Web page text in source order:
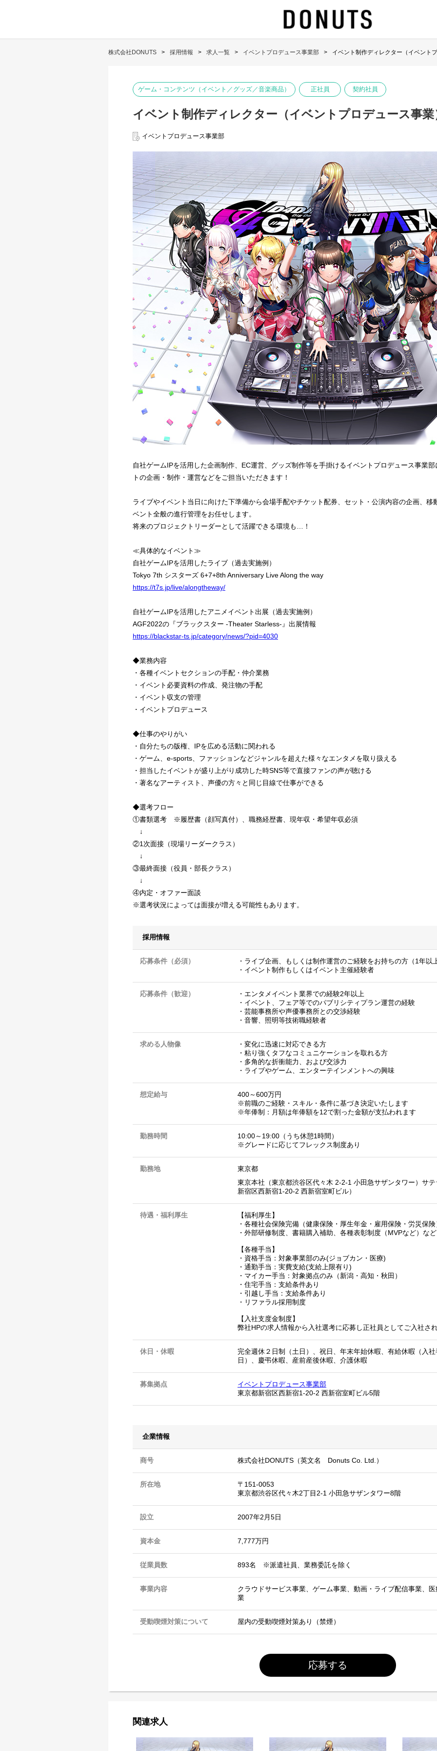
株式会社DONUTS 採用情報 求人一覧 イベントプロデュース事業部 イベント制作ディレクター（イベント
ゲーム・コンテンツ（イベント／グッズ／音楽商品） 正社員 契約社員
イベント制作ディレクター（イベントプロデュース事業
イベントプロデュース事業部
自社ゲームIPを活用した企画制作、EC運営、グッズ制作等を手掛けるイベントプロデュース事業
トの企画・制作・運営などをご担当いただきます！
ライブやイベント当日に向けた下準備から会場手配やチケット配券、セット・公演内容の企画、移
ベント全般の進行管理をお任せします。
将来のプロジェクトリーダーとして活躍できる環境も…！
≪具体的なイベント≫
自社ゲームIPを活用したライブ（過去実施例）
Tokyo 7th シスターズ 6+7+8th Anniversary Live Along the way
https://t7s.jp/live/alongtheway/
自社ゲームIPを活用したアニメイベント出展（過去実施例）
AGF2022の『ブラックスター -Theater Starless-』出展情報
https://blackstar-ts.jp/category/news/?pid=4030
◆業務内容
・各種イベントセクションの手配・仲介業務
・イベント必要資料の作成、発注物の手配
・イベント収支の管理
・イベントプロデュース
◆仕事のやりがい
・自分たちの版権、IPを広める活動に関われる
・ゲーム、e-sports、ファッションなどジャンルを超えた様々なエンタメを取り扱える
・担当したイベントが盛り上がり成功した時SNS等で直接ファンの声が聴ける
・著名なアーティスト、声優の方々と同じ目線で仕事ができる
◆選考フロー
①書類選考 ※履歴書（顔写真付）、職務経歴書、現年収・希望年収必須
↓
②1次面接（現場リーダークラス）
↓
③最終面接（役員・部長クラス）
↓
④内定・オファー面談
※選考状況によっては面接が増える可能性もあります。
採用情報
応募条件（必須）
・ライブ企画、もしくは制作運営のご経験をお持ちの方（1年以
・イベント制作もしくはイベント主催経験者
応募条件（歓迎）
・エンタメイベント業界での経験2年以上
・イベント、フェア等でのパブリシティプラン運営の経験
・芸能事務所や声優事務所との交渉経験
・音響、照明等技術職経験者
求める人物像
・変化に迅速に対応できる方
・粘り強くタフなコミュニケーションを取れる方
・多角的な折衝能力、および交渉力
・ライブやゲーム、エンターテインメントへの興味
想定給与
400～600万円
※前職のご経験・スキル・条件に基づき決定いたします
※年俸制：月額は年俸額を12で割った金額が支払われます
勤務時間
10:00～19:00（うち休憩1時間）
※グレードに応じてフレックス制度あり
勤務地
東京都
東京本社（東京都渋谷区代々木 2-2-1 小田急サザンタワー）サ
新宿区西新宿1-20-2 西新宿室町ビル）
待遇・福利厚生
【福利厚生】
・各種社会保険完備（健康保険・厚生年金・雇用保険・労災保険
・外部研修制度、書籍購入補助、各種表彰制度（MVPなど）など
【各種手当】
・資格手当：対象事業部のみ(ジョブカン・医療)
・通勤手当：実費支給(支給上限有り)
・マイカー手当：対象拠点のみ（新潟・高知・秋田）
・住宅手当：支給条件あり
・引越し手当：支給条件あり
・リファラル採用制度
【入社支度金制度】
弊社HPの求人情報から入社選考に応募し正社員としてご入社さ
休日・休暇
完全週休２日制（土日）、祝日、年末年始休暇、有給休暇（入
日）、慶弔休暇、産前産後休暇、介護休暇
募集拠点
イベントプロデュース事業部
東京都新宿区西新宿1-20-2 西新宿室町ビル5階
企業情報
商号 株式会社DONUTS（英文名 Donuts Co. Ltd.）
所在地
〒151-0053
東京都渋谷区代々木2丁目2-1 小田急サザンタワー8階
設立 2007年2月5日
資本金 7,777万円
従業員数 893名 ※派遣社員、業務委託を除く
事業内容
クラウドサービス事業、ゲーム事業、動画・ライブ配信事業、
業
受動喫煙対策について 屋内の受動喫煙対策あり（禁煙）
応募する
関連求人